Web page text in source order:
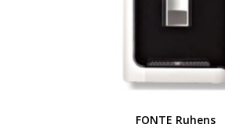
FONTE Ruhens